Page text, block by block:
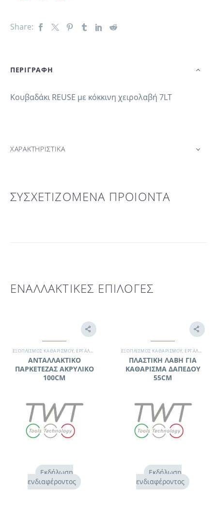
Share:
ΠΕΡΙΓΡΑΦΗ
Κουβαδάκι REUSE με κόκκινη χειρολαβή 7LT
ΧΑΡΑΚΤΗΡΙΣΤΙΚΑ
ΣΥΣΧΕΤΙΖΟΜΕΝΑ ΠΡΟΙΟΝΤΑ
ΕΝΑΛΛΑΚΤΙΚΕΣ ΕΠΙΛΟΓΕΣ
ΕΞΟΠΛΙΣΜΌΣ ΚΑΘΑΡΙΣΜΟΎ, ΕΡΓΑΛΕΊΑ ΚΑΘΑΡΙΣΜΟΎ ,ΠΑΝΈΤΕΣ ,ΣΥΝΕΡΓΕΊΟ ΚΑΘΑΡΙΣΜΟΎ
ΑΝΤΑΛΛΑΚΤΙΚΟ
ΠΑΡΚΕΤΕΖΑΣ ΑΚΡΥΛΙΚΟ
100CM
Εκδήλωση
ενδιαφέροντος
ΕΞΟΠΛΙΣΜΌΣ ΚΑΘΑΡΙΣΜΟΎ, ΕΡΓΑΛΕΊΑ ΚΑΘΑΡΙΣΜΟΎ
ΠΛΑΣΤΙΚΗ ΛΑΒΗ ΓΙΑ
ΚΑΘΑΡΙΣΜΑ ΔΑΠΕΔΟΥ
55CM
Εκδήλωση
ενδιαφέροντος